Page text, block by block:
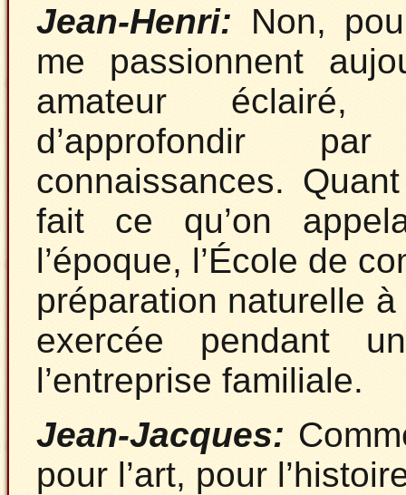
Jean-Henri: Non,
me passionnent
amateur
d’approfondir
connaissances.
fait ce qu’on
l’époque, l’École de
préparation naturelle à
exercée pendant
l’entreprise familiale.
Jean-Jacques:
pour l’art, pour